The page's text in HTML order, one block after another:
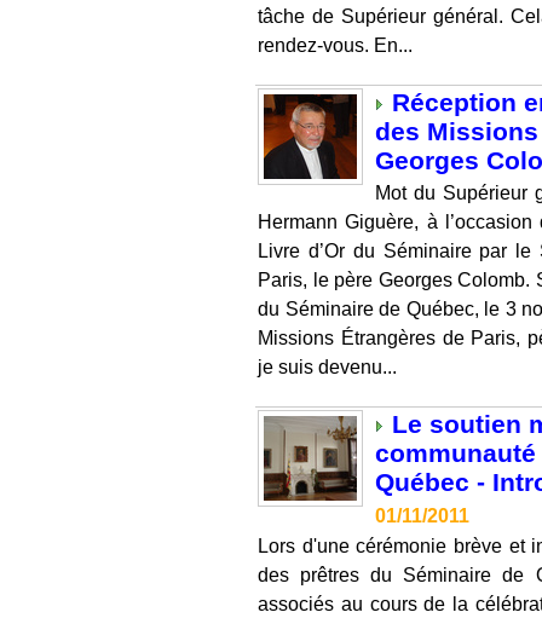
tâche de Supérieur général.
rendez-vous. En...
Réception
des
Georges
Mot du Supérieur
Hermann Giguère, à
Livre d’Or du Séminaire par
Paris, le père Georges
du Séminaire de Québec, le 3
Missions Étrangères de Paris,
je suis devenu...
Le soutien
Québec -
01/11/2011
Lors d'une cérémonie brève et
des prêtres du Séminaire de
associés au cours de la